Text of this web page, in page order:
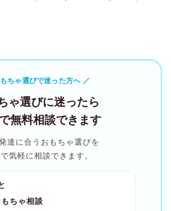
ちゃ選びで迷った方へ ／
ゃ選びに迷ったら
無料相談できます
達に合うおもちゃ選びを
気軽に相談できます。
ちゃ相談